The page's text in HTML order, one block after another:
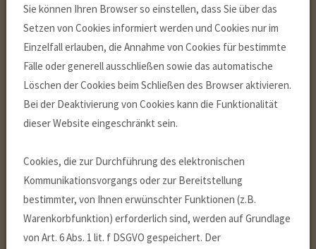
Sie können Ihren Browser so einstellen, dass Sie über das
Setzen von Cookies informiert werden und Cookies nur im
Einzelfall erlauben, die Annahme von Cookies für bestimmte
Fälle oder generell ausschließen sowie das automatische
Löschen der Cookies beim Schließen des Browser aktivieren.
Bei der Deaktivierung von Cookies kann die Funktionalität
dieser Website eingeschränkt sein.
Cookies, die zur Durchführung des elektronischen
Kommunikationsvorgangs oder zur Bereitstellung
bestimmter, von Ihnen erwünschter Funktionen (z.B.
Warenkorbfunktion) erforderlich sind, werden auf Grundlage
von Art. 6 Abs. 1 lit. f DSGVO gespeichert. Der